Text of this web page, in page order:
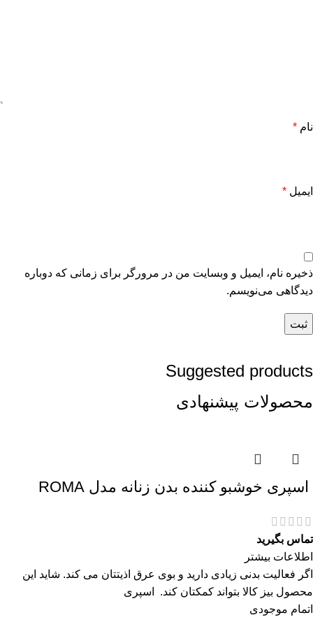
نام *
ایمیل *
ذخیره نام، ایمیل و وبسایت من در مرورگر برای زمانی که دوباره
دیدگاهی می‌نویسم.
Suggested products
محصولات پیشنهادی
اسپری خوشبو کننده بدن زنانه مدل ROMA
تماس بگیرید
اطلاعات بیشتر
اگر فعالیت بدنی زیادی دارید و بوی عرق اذیتتان می کند. شاید این
محصول بیز کالا بتواند کمکتان کند. اسپری
اتمام موجودی